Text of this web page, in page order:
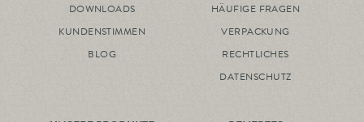
DOWNLOADS
KUNDENSTIMMEN
BLOG
HÄUFIGE FRAGEN
VERPACKUNG
RECHTLICHES
DATENSCHUTZ